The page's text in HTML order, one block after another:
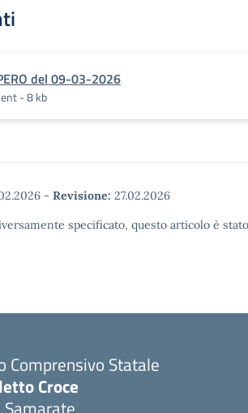
del 09-03-2026
- 8 kb
- Revisione: 27.02.2026
specificato, questo articolo è
Comprensivo Statale
Croce